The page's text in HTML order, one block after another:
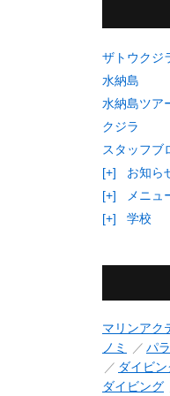
ザトウクジ
水納島
水納島ツア
クジラ
スタッフブ
[+]
お知ら
[+]
メニュ
[+]
学校
マリンアク
ノミ
パ
ダイビン
ダイビング